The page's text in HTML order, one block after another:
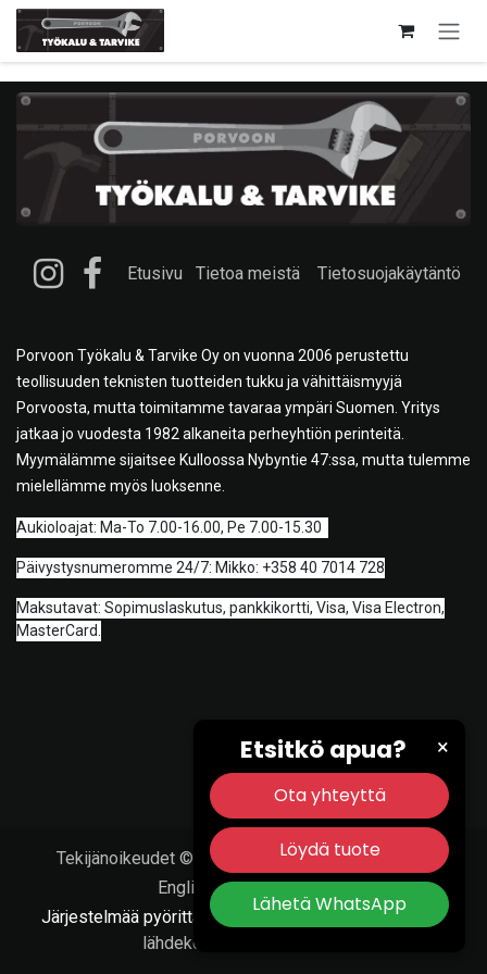
Siirry sisältöön
Etusivu Tietoa meistä Tietosuojakäytäntö
Porvoon Työkalu & Tarvike Oy on vuonna 2006 perustettu
teollisuuden teknisten tuotteiden tukku ja vähittäismyyjä
Porvoosta, mutta toimitamme tavaraa ympäri Suomen. Yritys
jatkaa jo vuodesta 1982 alkaneita perheyhtiön perinteitä.
Myymälämme sijaitsee Kulloossa Nybyntie 47:ssa, mutta tulemme
mielellämme myös luoksenne.
Aukioloajat: Ma-To 7.00-16.00, Pe 7.00-15.30
Päivystysnumeromme 24/7: Mikko: +358 40 7014 728
Maksutavat: Sopimuslaskutus, pankkikortti, Visa, Visa Electron,
MasterCard.
×
Etsitkö apua?
Ota yhteyttä
Löydä tuote
Lähetä WhatsApp
Tekijänoikeudet © Porvoon Työkalu & Tarvike Oy
English (US)
|
Suomi
Järjestelmää pyörittää
- Numero #1 Avoimen
lähdekoodin verkkokauppa